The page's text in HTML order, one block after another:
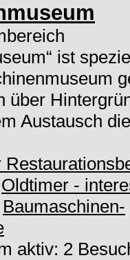
ist
über
Austausch
Oldtimer -
Baumaschinen-
aktiv: 2